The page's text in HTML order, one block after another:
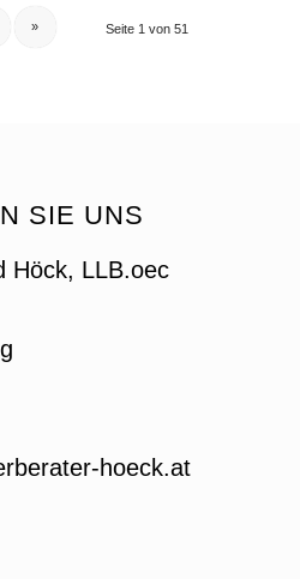
Seite 1 von 51
»
SIE UNS
Höck, LLB.oec
hoeck.at